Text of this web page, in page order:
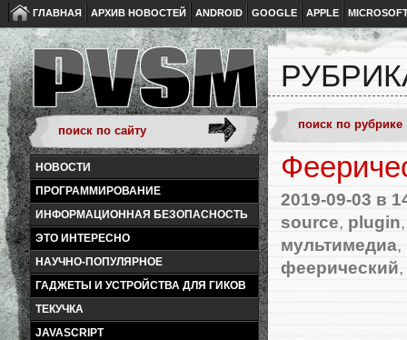
ГЛАВНАЯ АРХИВ НОВОСТЕЙ ANDROID GOOGLE APPLE
НОВОСТИ
ПРОГРАММИРОВАНИЕ
ИНФОРМАЦИОННАЯ БЕЗОПАСНОСТЬ
ЭТО ИНТЕРЕСНО
НАУЧНО-ПОПУЛЯРНОЕ
ГАДЖЕТЫ И УСТРОЙСТВА ДЛЯ ГИКОВ
ТЕКУЧКА
JAVASCRIPT
2019-09-03 в
source, plugin
мультимедиа,
феерический,